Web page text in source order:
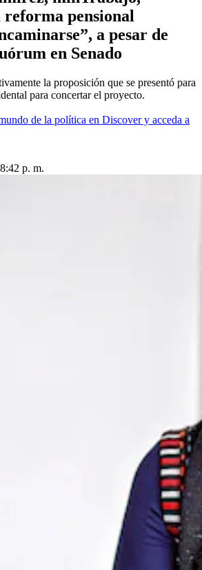
reforma pensional
a pesar de
en Senado
la proposición que se presentó para
para concertar el proyecto.
de la política en Discover y acceda a
p. m.